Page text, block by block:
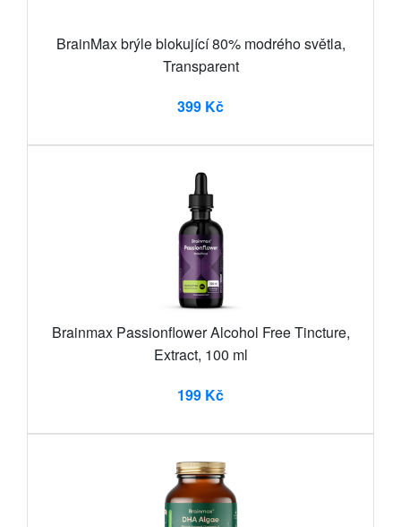
BrainMax brýle blokující 80% modrého světla,
Transparent
399 Kč
Brainmax Passionflower Alcohol Free Tincture,
Extract, 100 ml
199 Kč